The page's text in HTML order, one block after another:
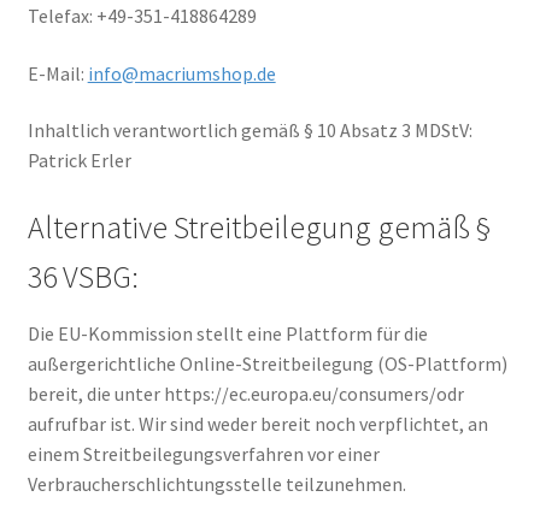
Telefax: +49-351-418864289
E-Mail: info@macriumshop.de
Inhaltlich verantwortlich gemäß § 10 Absatz 3 MDStV:
Patrick Erler
Alternative Streitbeilegung gemäß §
36 VSBG:
Die EU-Kommission stellt eine Plattform für die
außergerichtliche Online-Streitbeilegung (OS-Plattform)
bereit, die unter https://ec.europa.eu/consumers/odr
aufrufbar ist. Wir sind weder bereit noch verpflichtet, an
einem Streitbeilegungsverfahren vor einer
Verbraucherschlichtungsstelle teilzunehmen.